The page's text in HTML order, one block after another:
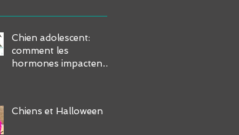
Chien adolescent:
comment les
hormones impactent-
défis?
Chiens et Halloween